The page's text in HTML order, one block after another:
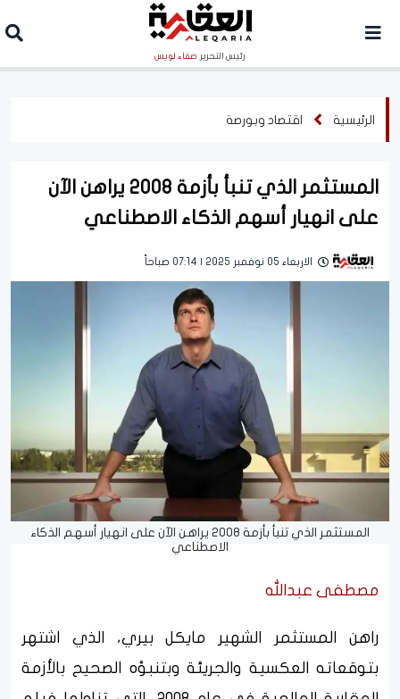
رئيس التحرير صفاء لويس
الرئيسية اقتصاد وبورصة
المستثمر الذي تنبأ بأزمة 2008 يراهن الآن
على انهيار أسهم الذكاء الاصطناعي
الاربعاء 05 نوفمبر 2025 | 07:14 صباحاً
المستثمر الذي تنبأ بأزمة 2008 يراهن الآن على انهيار أسهم الذكاء
الاصطناعي
مصطفى عبدالله
راهن المستثمر الشهير مايكل بيري، الذي اشتهر
بتوقعاته العكسية والجريئة وبتنبؤه الصحيح بالأزمة